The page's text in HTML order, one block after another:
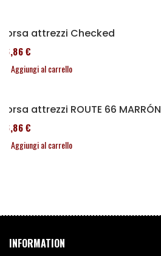
Borsa attrezzi Checked
76,86 €
Aggiungi al carrello
Borsa attrezzi ROUTE 66 MARRÓN
76,86 €
Aggiungi al carrello
INFORMATION